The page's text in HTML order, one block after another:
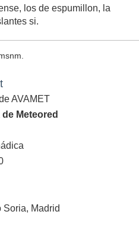
los de espumillon, la
si.
AVAMET
Meteored
Soria, Madrid